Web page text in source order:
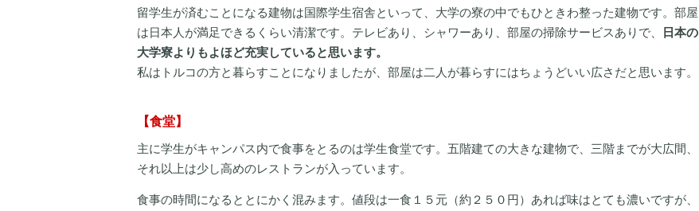
留学生が済むことになる建物は国際学生宿舎といって、大学の寮の中でもひときわ整った建物です。部屋
は日本人が満足できるくらい清潔です。テレビあり、シャワーあり、部屋の掃除サービスありで、
日本の
大学寮よりもよほど充実していると思います。
私はトルコの方と暮らすことになりましたが、部屋は二人が暮らすにはちょうどいい広さだと思います。
【食堂】
主に学生がキャンパス内で食事をとるのは学生食堂です。五階建ての大きな建物で、三階までが大広間、
それ以上は少し高めのレストランが入っています。
食事の時間になるととにかく混みます。値段は一食１５元（約２５０円）あれば味はとても濃いですが、